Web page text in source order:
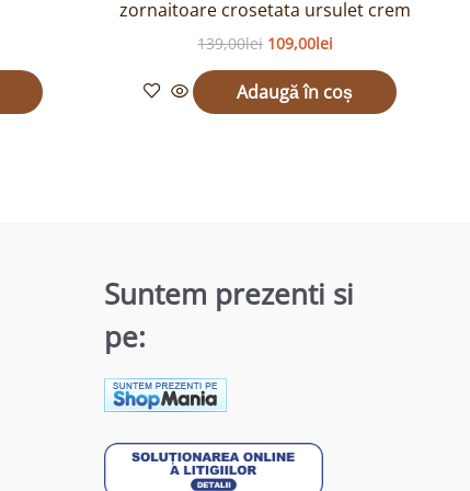
zornaitoare crosetata ursulet crem
139,00lei 109,00lei
Adaugă în coș
Suntem prezenti si
pe: